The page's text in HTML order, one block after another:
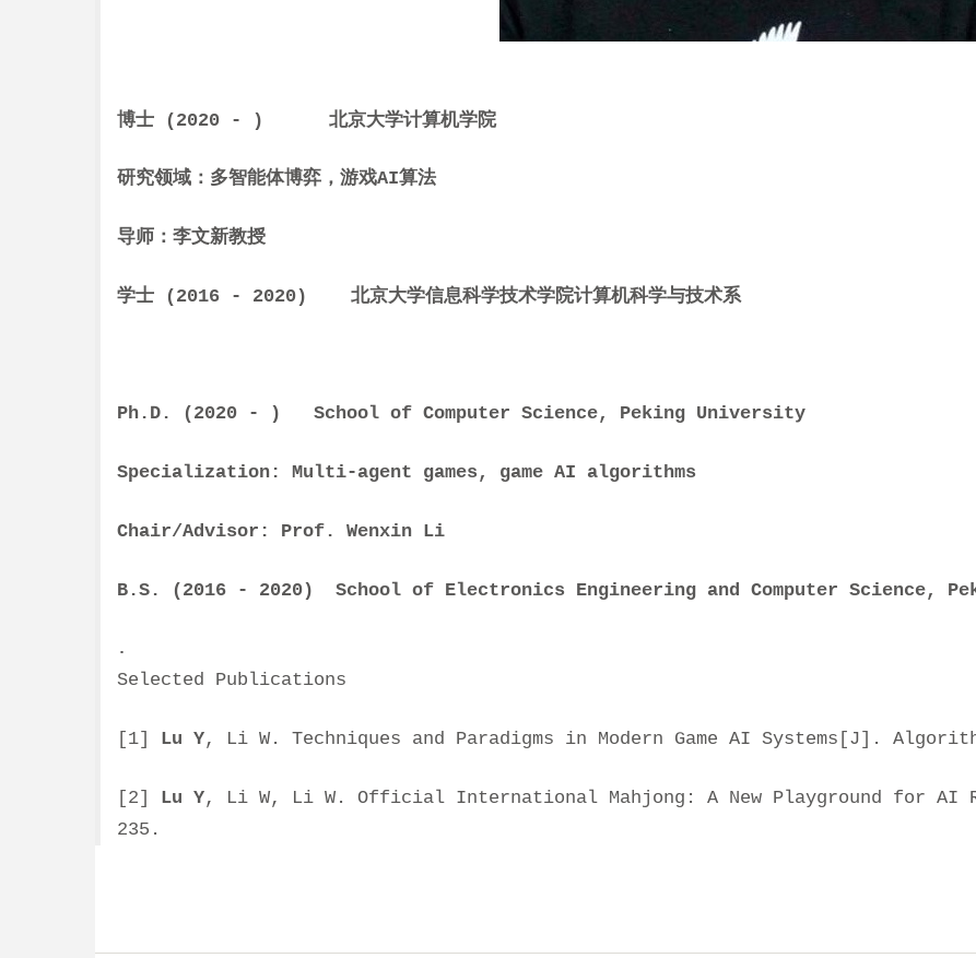
博士 (2020 - ) 北京大学计算机学院
研究领域：多智能体博弈，游戏AI算法
导师：李文新教授
学士 (2016 - 2020) 北京大学信息科学技术学院计算机科学与技术系
Ph.D. (2020 - ) School of Computer Science, Peking University
Specialization: Multi-agent games, game AI algorithms
Chair/Advisor: Prof. Wenxin Li
B.S. (2016 - 2020) School of Electronics Engineering and Computer Science,
.
Selected Publications
[1] Lu Y, Li W. Techniques and Paradigms in Modern Game AI Systems[J].
[2] Lu Y, Li W, Li W. Official International Mahjong: A New Playground for AI
235.